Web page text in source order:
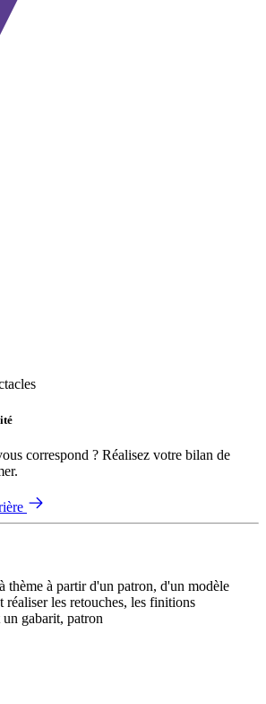
correspond ? Réalisez votre bilan de
thème à partir d'un patron, d'un modèle
réaliser les retouches, les finitions
gabarit, patron